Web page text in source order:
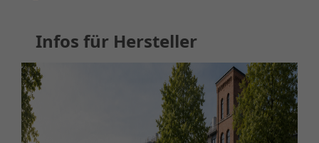
Infos für Hersteller